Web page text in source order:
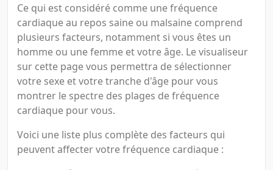
Ce qui est considéré comme une fréquence
cardiaque au repos saine ou malsaine comprend
plusieurs facteurs, notamment si vous êtes un
homme ou une femme et votre âge. Le visualiseur
sur cette page vous permettra de sélectionner
votre sexe et votre tranche d'âge pour vous
montrer le spectre des plages de fréquence
cardiaque pour vous.
Voici une liste plus complète des facteurs qui
peuvent affecter votre fréquence cardiaque :